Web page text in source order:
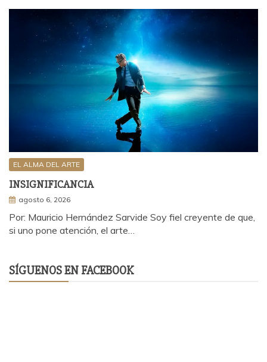
EL ALMA DEL ARTE
INSIGNIFICANCIA
agosto 6, 2026
Por: Mauricio Hernández Sarvide Soy fiel creyente de que,
si uno pone atención, el arte…
SÍGUENOS EN FACEBOOK